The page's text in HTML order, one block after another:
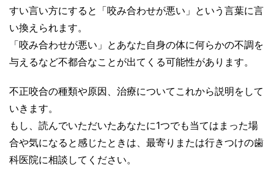
すい言い方にすると「咬み合わせが悪い」という言葉に言
い換えられます。
「咬み合わせが悪い」とあなた自身の体に何らかの不調を
与えるなど不都合なことが出てくる可能性があります。
不正咬合の種類や原因、治療についてこれから説明をして
いきます。
もし、読んでいただいたあなたに1つでも当てはまった場
合や気になると感じたときは、最寄りまたは行きつけの歯
科医院に相談してください。